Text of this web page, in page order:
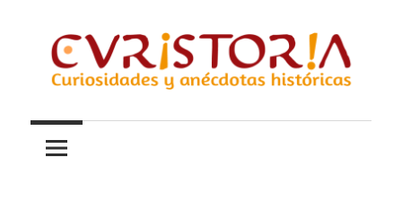
contenido
Curistoria
y
anécdotas